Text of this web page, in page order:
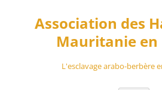
contenuAssociation des
Mauritanie en
L'esclavage arabo-berbère